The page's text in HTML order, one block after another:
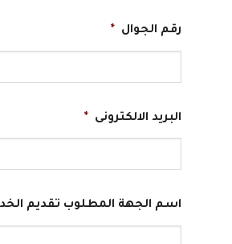
رقم الجوال *
البريد الالكترونى *
اسم الجهة المطلوب تقديم